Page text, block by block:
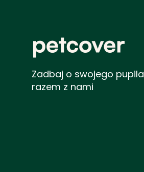
Zadbaj o swojego pupila
razem z nami